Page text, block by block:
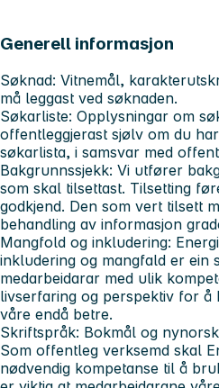
Generell informasjon
Søknad: Vitnemål,
må leggast ved søknaden.
Søkarliste: Opplysningar om
offentleggjerast sjølv om du
søkarlista, i samsvar med
Bakgrunnssjekk: Vi utfører
som skal tilsettast. Tilsetting
godkjend. Den som vert tilsett
behandling av informasjon
Mangfold og inkludering:
inkludering og mangfald er ein
medarbeidarar med ulik
livserfaring og perspektiv for å
våre endå betre.
Skriftspråk: Bokmål og
Som offentleg verksemd skal
nødvendig kompetanse til å